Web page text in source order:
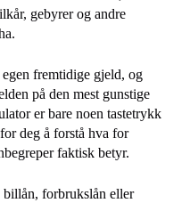
gebyrer og andre
fremtidige gjeld, og
på den mest gunstige
er bare noen tastetrykk
deg å forstå hva for
faktisk betyr.
forbrukslån eller